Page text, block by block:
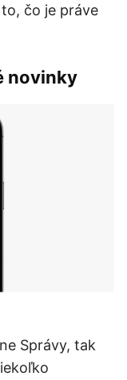
čo je práve
novinky
Správy, tak